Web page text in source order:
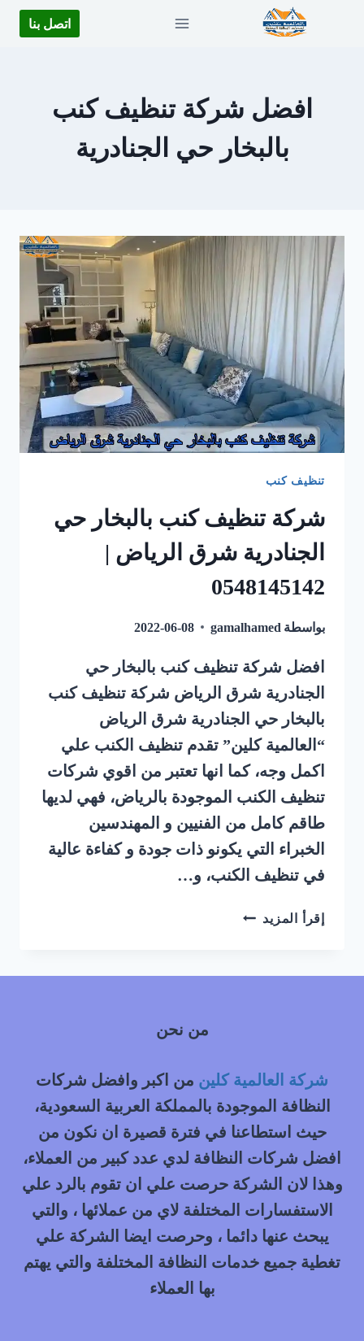
اتصل بنا
افضل شركة تنظيف كنب
بالبخار حي الجنادرية
تنظيف كنب
شركة تنظيف كنب بالبخار حي
الجنادرية شرق الرياض |
0548145142
بواسطة gamalhamed
2022-06-08
افضل شركة تنظيف كنب بالبخار حي
الجنادرية شرق الرياض شركة تنظيف كنب
بالبخار حي الجنادرية شرق الرياض
“العالمية كلين” تقدم تنظيف الكنب علي
اكمل وجه، كما انها تعتبر من اقوي شركات
تنظيف الكنب الموجودة بالرياض، فهي لديها
طاقم كامل من الفنيين و المهندسين
الخبراء التي يكونو ذات جودة و كفاءة عالية
في تنظيف الكنب، و…
إقرأ المزيد شركة
بالبخار
|
0548145142
من نحن
شركة العالمية كلين من اكبر وافضل شركات
النظافة الموجودة بالمملكة العربية السعودية،
حيث استطاعنا في فترة قصيرة ان نكون من
افضل شركات النظافة لدي عدد كبير من العملاء،
وهذا لان الشركة حرصت علي ان تقوم بالرد علي
الاستفسارات المختلفة لاي من عملائها ، والتي
يبحث عنها دائما ، وحرصت ايضا الشركة علي
تغطية جميع خدمات النظافة المختلفة والتي يهتم
بها العملاء